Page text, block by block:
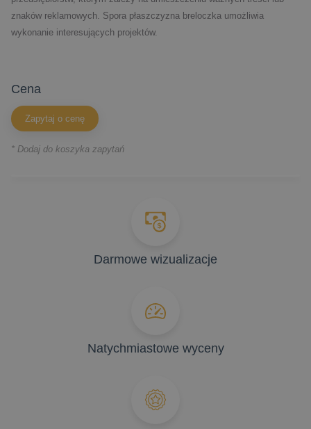
znaków reklamowych. Spora płaszczyzna breloczka umożliwia
wykonanie interesujących projektów.
cena
Zapytaj o cenę
* Dodaj do koszyka zapytań
Darmowe wizualizacje
Natychmiastowe wyceny